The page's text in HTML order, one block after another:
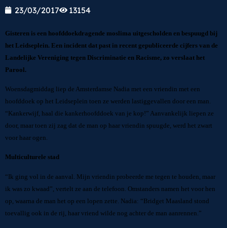
23/03/2017 13154
Gisteren is een hoofddoekdragende moslima uitgescholden en bespuugd bij
het Leidseplein. Een incident dat past in recent gepubliceerde cijfers van de
Landelijke Vereniging tegen Discriminatie en Racisme, zo verslaat het
Parool.
Woensdagmiddag liep de Amsterdamse Nadia met een vriendin met een
hoofddoek op het Leidseplein toen ze werden lastiggevallen door een man.
“Kankerwijf, haal die kankerhoofddoek van je kop!” Aanvankelijk liepen ze
door, maar toen zij zag dat de man op haar vriendin spuugde, werd het zwart
voor haar ogen.
Multiculturele stad
“Ik ging vol in de aanval. Mijn vriendin probeerde me tegen te houden, maar
ik was zo kwaad”, vertelt ze aan de telefoon. Omstanders namen het voor hen
op, waarna de man het op een lopen zette. Nadia: “Bridget Maasland stond
toevallig ook in de rij, haar vriend wilde nog achter de man aanrennen.”